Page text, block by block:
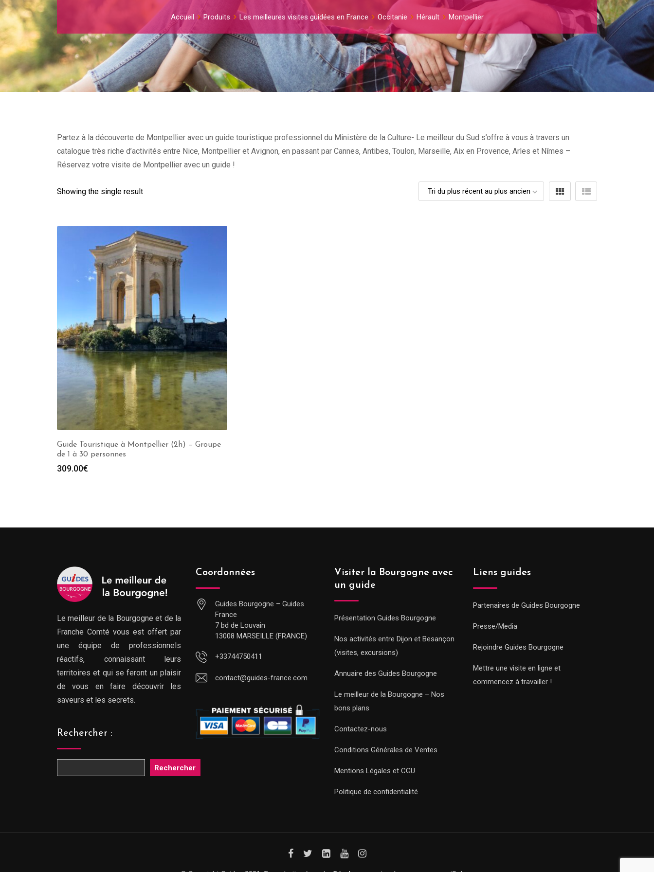
Accueil Produits Les meilleures visites guidées en France Occitanie Hérault Montpellier
Partez à la découverte de Montpellier avec un guide touristique professionnel du Ministère de la Culture- Le meilleur du Sud s’offre à vous à travers un
catalogue très riche d’activités entre Nice, Montpellier et Avignon, en passant par Cannes, Antibes, Toulon, Marseille, Aix en Provence, Arles et Nîmes –
Réservez votre visite de Montpellier avec un guide !
Showing the single result
Guide Touristique à Montpellier (2h) – Groupe
de 1 à 30 personnes
309.00€
Le meilleur de la Bourgogne et de la
Franche Comté vous est offert par
une équipe de professionnels
réactifs, connaissant leurs
territoires et qui se feront un plaisir
de vous en faire découvrir les
saveurs et les secrets.
Rechercher :
Rechercher
Coordonnées
Guides Bourgogne – Guides
France
7 bd de Louvain
13008 MARSEILLE (FRANCE)
+33744750411
contact@guides-france.com
Visiter la Bourgogne avec
un guide
Présentation Guides Bourgogne
Nos activités entre Dijon et Besançon
(visites, excursions)
Annuaire des Guides Bourgogne
Le meilleur de la Bourgogne – Nos
bons plans
Contactez-nous
Conditions Générales de Ventes
Mentions Légales et CGU
Politique de confidentialité
Liens guides
Partenaires de Guides Bourgogne
Presse/Media
Rejoindre Guides Bourgogne
Mettre une visite en ligne et
commencez à travailler !